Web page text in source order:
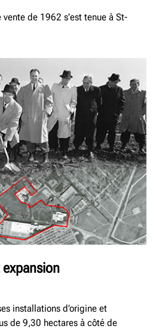
de 1962 s’est tenue à St-
installations d’origine et
de 9,30 hectares à côté de